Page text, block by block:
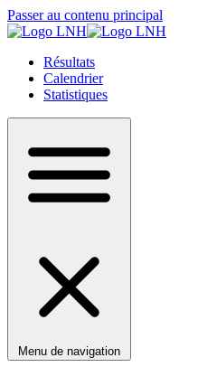
Passer au contenu principal
Résultats
Calendrier
Statistiques
Menu de navigation